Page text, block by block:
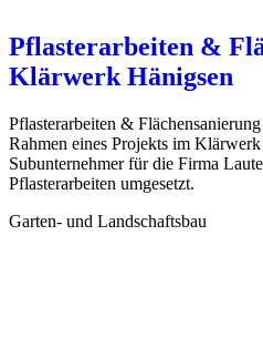
Pflasterarbeiten &
Klärwerk Hänigsen
Pflasterarbeiten &
Rahmen eines Projekts im
Subunternehmer für die Firma
Pflasterarbeiten umgesetzt.
Garten- und Landschaftsbau